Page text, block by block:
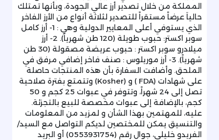
المملكة من خلال تصدير أرز عالي الجودة، وبأنها تمتلك
حالياَ عرضاً مستقراً للتصدير لثلاثة أنواع من الأرز الفاخر
الذي يستوفي أعلى المعايير الدولية وهي : 1- أرز كامل
سوبر اكستر: حبوب طويلة (120 طن شهرياً). 2- أرز
ميلادرو سوبر اكستر : حبوب عريضة مصقولة (30 طن
شهرياً). 3- أرز موريلوس : صنف فاخر إضافي مرفق في
الملحق. وأضافت السفارة بأن هذه المنتجات حاصلة
على شهادات (FDA ) و (Kosher) وتتمتع بفترة صلاحية
تصل إلى 24 شهراً، وتتوفر في عبوات 25 كجم و 50
كجم، بالإضافة إلى عبوات مخصصة للبيع بالتجزئة.
عليه، للمهتمين بهذا الشأن و لمزيد من المعلومات
والتنسيق يمكن للمختصين لديكم التواصل مع السيد/
الفريدو خليلي، جوال رقم (0553931754) أو البريد